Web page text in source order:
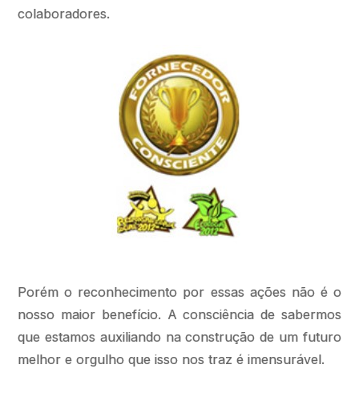
colaboradores.
Porém o reconhecimento por essas ações não é o
nosso maior benefício. A consciência de sabermos
que estamos auxiliando na construção de um futuro
melhor e orgulho que isso nos traz é imensurável.